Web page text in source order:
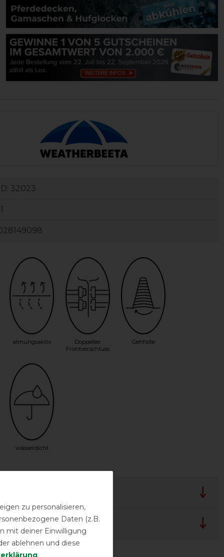
32023
atmungsaktiv
Doppelter
Frontverschluss
Gehfalte
wasserdicht
zu personalisieren,
Daten (z.B.
mit deiner Einwilligung
ablehnen und diese
.